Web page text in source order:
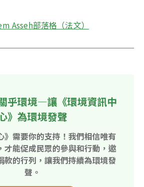
Asseh部落格（法文）
乎環境—讓《環境資訊中
》為環境發聲
》需要你的支持！我們相信唯有
才能促成民眾的參與和行動，邀
款的行列，讓我們持續為環境發
聲。